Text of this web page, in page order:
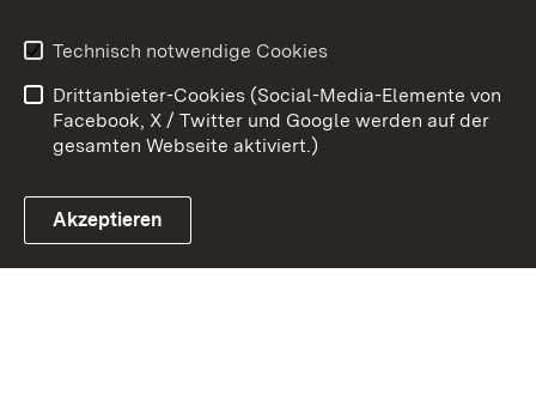
Link zum Landesportal
Barrierefreiheit
Benutzungshinweise
Impressum
Cookies
Technisch notwendige Cookies
Drittanbieter-Cookies (Social-Media-Elemente von
Facebook, X / Twitter und Google werden auf der
gesamten Webseite aktiviert.)
Akzeptieren